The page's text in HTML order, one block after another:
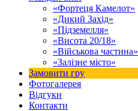
«Фортеця Камелот»
«Дикий Захід»
«Підземелля»
«Висота 20/18»
«Військова частина»
«Залізне місто»
Замовити гру
Фотогалерея
Відгуки
Контакти